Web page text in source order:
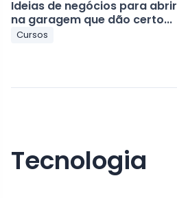
Ideias de negócios para abrir
na garagem que dão certo...
Cursos
Tecnologia